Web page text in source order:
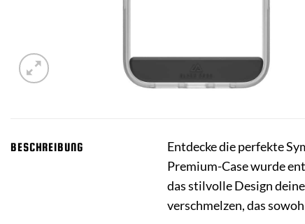
BESCHREIBUNG Entdecke die perfekte
Premium-Case wurde
das stilvolle Design
verschmelzen, das